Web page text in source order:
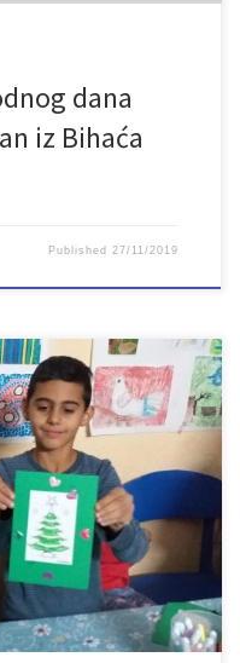
dana
iz Bihaća
Published 27/11/2019
projekta “Igrom do
Djeca su kroz igru
djeca su se